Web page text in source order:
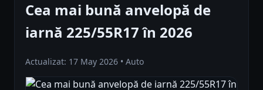
Cea mai bună anvelopă de
iarnă 225/55R17 în 2026
Actualizat: 17 May 2026 • Auto